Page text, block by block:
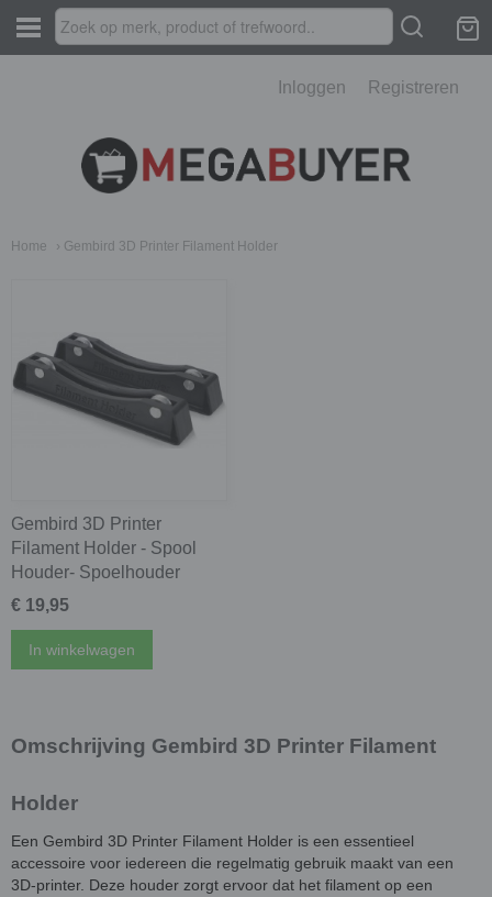
Inloggen Registreren
Home › Gembird 3D Printer Filament Holder
Gembird 3D Printer
Filament Holder - Spool
Houder- Spoelhouder
€ 19,95
In winkelwagen
Omschrijving Gembird 3D Printer Filament
Holder
Een Gembird 3D Printer Filament Holder is een essentieel
accessoire voor iedereen die regelmatig gebruik maakt van een
3D-printer. Deze houder zorgt ervoor dat het filament op een